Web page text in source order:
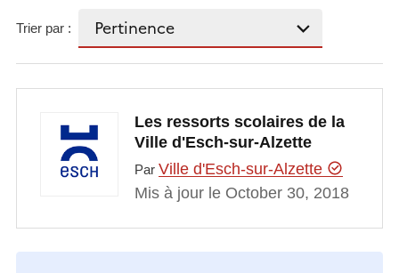
Trier par :
Les ressorts scolaires de la
Ville d'Esch-sur-Alzette
Par Ville d'Esch-sur-Alzette
Mis à jour le October 30, 2018